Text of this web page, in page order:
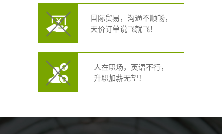
国际贸易，沟通不顺畅，
天价订单说飞就飞！
人在职场，英语不行，
升职加薪无望！